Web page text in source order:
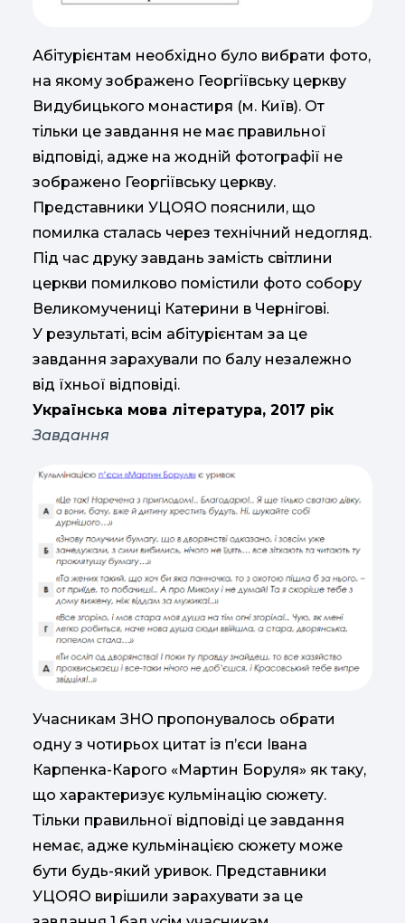
Абітурієнтам необхідно було вибрати фото,
на якому зображено Георгіївську церкву
Видубицького монастиря (м. Київ). От
тільки це завдання не має правильної
відповіді, адже на жодній фотографії не
зображено Георгіївську церкву.
Представники УЦОЯО пояснили, що
помилка сталась через технічний недогляд.
Під час друку завдань замість світлини
церкви помилково помістили фото собору
Великомучениці Катерини в Чернігові.
У результаті, всім абітурієнтам за це
завдання зарахували по балу незалежно
від їхньої відповіді.
Українська мова література, 2017 рік
Завдання
Учасникам ЗНО пропонувалось обрати
одну з чотирьох цитат із п’єси Івана
Карпенка-Карого «Мартин Боруля» як таку,
що характеризує кульмінацію сюжету.
Тільки правильної відповіді це завдання
немає, адже кульмінацією сюжету може
бути будь-який уривок. Представники
УЦОЯО вирішили зарахувати за це